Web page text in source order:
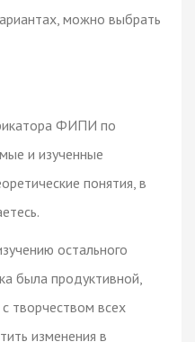
можно выбрать
ФИПИ по
и изученные
понятия, в
остального
была продуктивной,
творчеством всех
изменения в